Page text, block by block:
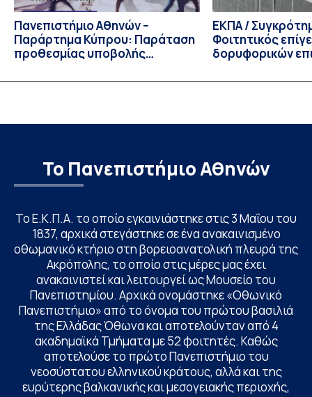
Πανεπιστήμιο Αθηνών –
Παράρτημα Κύπρου: Παράταση
προθεσμίας υποβολής
υποψηφίων
ΕΚΠΑ /
Φοιτητικός
δορυφορικών
Το Πανεπιστήμιο Αθηνών
Το Ε.Κ.Π.Α. το οποίο εγκαινιάστηκε στις 3 Μαΐου του
1837, αρχικά στεγάστηκε σε ένα ανακαινισμένο
οθωμανικό κτήριο στη βορειοανατολική πλευρά της
Ακρόπολης, το οποίο στις μέρες μας έχει
ανακαινιστεί και λειτουργεί ως Μουσείο του
Πανεπιστημίου. Αρχικά ονομάστηκε «Οθωνικό
Πανεπιστήμιο» από το όνομα του πρώτου βασιλιά
της Ελλάδας Όθωνα και αποτελούνταν από 4
ακαδημαϊκά Τμήματα με 52 φοιτητές. Καθώς
αποτελούσε το πρώτο Πανεπιστήμιο του
νεοσύστατου ελληνικού κράτους, αλλά και της
ευρύτερης βαλκανικής και μεσογειακής περιοχής,